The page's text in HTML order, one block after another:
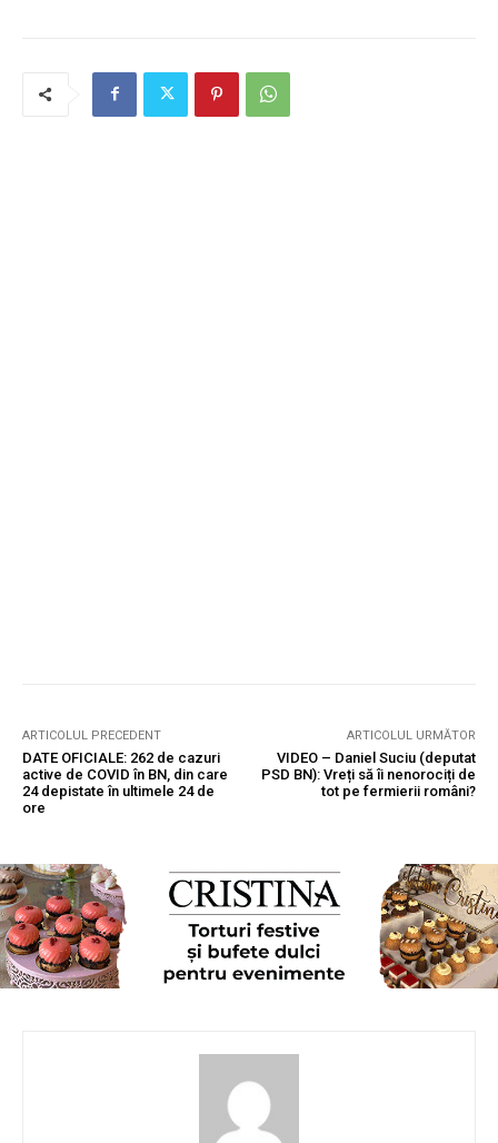
ARTICOLUL PRECEDENT
DATE OFICIALE: 262 de cazuri
active de COVID în BN, din care
24 depistate în ultimele 24 de
ore
ARTICOLUL URMĂTOR
VIDEO – Daniel Suciu (deputat
PSD BN): Vreți să îi nenorociți de
tot pe fermierii români?